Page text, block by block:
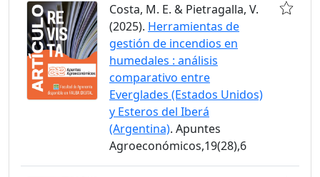
Costa, M. E. & Pietragalla, V.
(2025). Herramientas de
gestión de incendios en
humedales : análisis
comparativo entre
Everglades (Estados Unidos)
y Esteros del Iberá
(Argentina). Apuntes
Agroeconómicos,19(28),6